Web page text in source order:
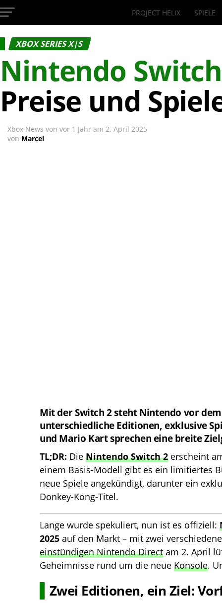
InsideXbox.de
PROJECT HELIX SPIELE
XBOX SERIES X|S
Nintendo
Preise und
Xbox News von vor 1 Jahr am 2. April 2025
von Marcel
Mit der Switch 2 steht Nintendo vor
unterschiedliche Editionen, exklusive
und Mario Kart sprechen eine breite
TL;DR: Die Nintendo Switch 2 erscheint
einem Basis-Modell gibt es ein limitiertes
neue Spiele angekündigt, darunter ein
Donkey-Kong-Titel.
Lange wurde spekuliert, nun ist es offiziell:
2025 auf den Markt – mit zwei
einstündigen Nintendo Direct am 2. April
Geheimnisse rund um die neue Konsole.
Zwei Editionen, ein Ziel: